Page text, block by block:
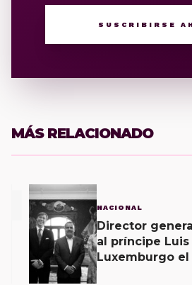
SUSCRIBIRSE
MÁS RELACIONADO
NACIONAL
Director
al príncipe
Luxemburgo